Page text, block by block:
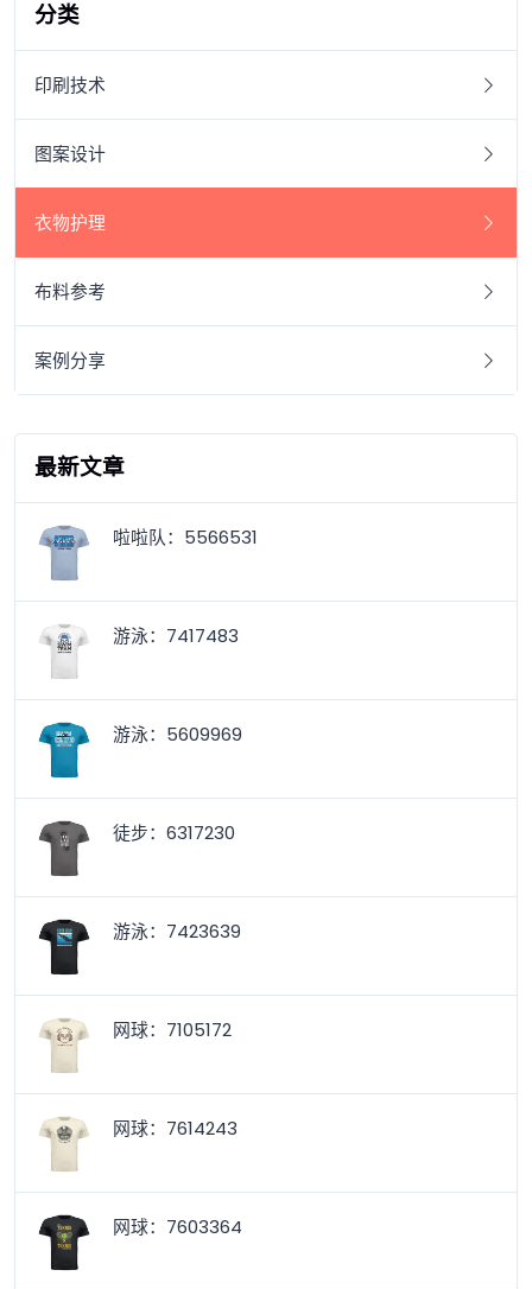
分类
印刷技术
图案设计
衣物护理
布料参考
案例分享
最新文章
啦啦队：5566531
游泳：7417483
游泳：5609969
徒步：6317230
游泳：7423639
网球：7105172
网球：7614243
网球：7603364